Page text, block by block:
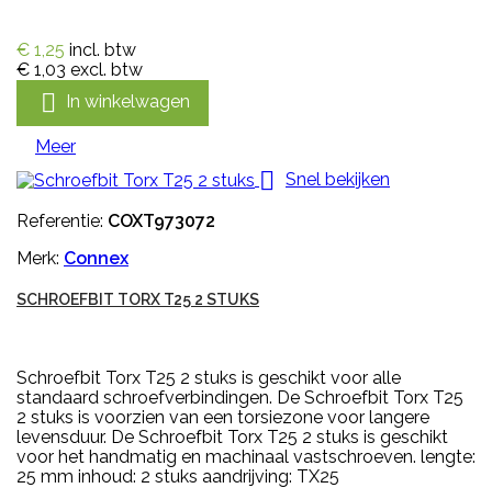
€ 1,25 incl. btw
€ 1,03 excl. btw
 In winkelwagen
Meer
 Snel bekijken
Referentie: COXT973072
Merk: Connex
SCHROEFBIT TORX T25 2 STUKS
Schroefbit Torx T25 2 stuks is geschikt voor alle
standaard schroefverbindingen. De Schroefbit Torx T25
2 stuks is voorzien van een torsiezone voor langere
levensduur. De Schroefbit Torx T25 2 stuks is geschikt
voor het handmatig en machinaal vastschroeven. lengte:
25 mm inhoud: 2 stuks aandrijving: TX25